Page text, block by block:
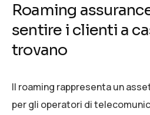
Roaming
sentire i clienti a
trovano
Il roaming rappresenta un
per gli operatori di